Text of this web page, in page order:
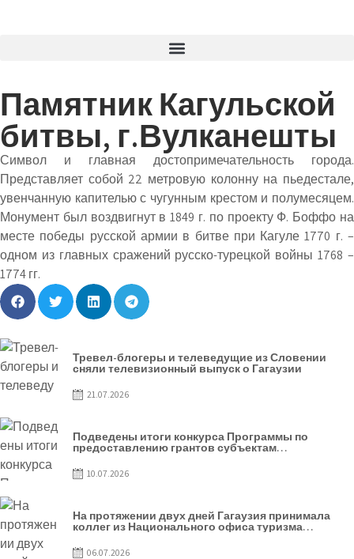
Памятник Кагульской
битвы, г.Вулканешты
Символ и главная достопримечательность города.
Представляет собой 22 метровую колонну на пьедестале,
увенчанную капителью с чугунным крестом и полумесяцем.
Монумент был воздвигнут в 1849 г. по проекту Ф. Боффо на
месте победы русской армии в битве при Кагуле 1770 г. –
одном из главных сражений русско-турецкой войны 1768 –
1774 гг.
Тревел-блогеры и телеведущие из Словении
сняли телевизионный выпуск о Гагаузии
21.07.2026
Подведены итоги конкурса Программы по
предоставлению грантов субъектам
предпринимательства – 2026
10.07.2026
На протяжении двух дней Гагаузия принимала
коллег из Национального офиса туризма
Республики Молдова
06.07.2026